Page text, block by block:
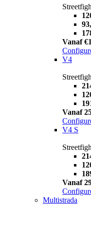
Vanaf
V4
Vanaf
V4 S
Vanaf
Multistrada